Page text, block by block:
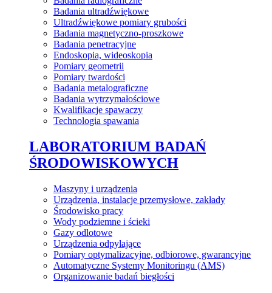
Badania ultradźwiękowe
Ultradźwiękowe pomiary grubości
Badania magnetyczno-proszkowe
Badania penetracyjne
Endoskopia, wideoskopia
Pomiary geometrii
Pomiary twardości
Badania metalograficzne
Badania wytrzymałościowe
Kwalifikacje spawaczy
Technologia spawania
LABORATORIUM BADAŃ
ŚRODOWISKOWYCH
Maszyny i urządzenia
Urządzenia, instalacje przemysłowe, zakłady
Środowisko pracy
Wody podziemne i ścieki
Gazy odlotowe
Urządzenia odpylające
Pomiary optymalizacyjne, odbiorowe, gwarancyjne
Automatyczne Systemy Monitoringu (AMS)
Organizowanie badań biegłości